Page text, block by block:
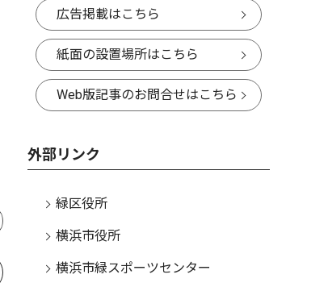
文化
緑区 2026.07.30
中山商店街協同組合 雨上が
笑顔の輪
玄海田
広告掲載はこちら
紙面の設置場所はこちら
Web版記事のお問合せはこちら
外部リンク
緑区役所
横浜市役所
横浜市緑スポーツセンター